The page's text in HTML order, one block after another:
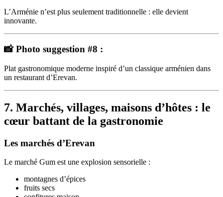
L’Arménie n’est plus seulement traditionnelle : elle devient
innovante.
📸 Photo suggestion #8 :
Plat gastronomique moderne inspiré d’un classique arménien dans
un restaurant d’Erevan.
7. Marchés, villages, maisons d’hôtes : le
cœur battant de la gastronomie
Les marchés d’Erevan
Le marché Gum est une explosion sensorielle :
montagnes d’épices
fruits secs